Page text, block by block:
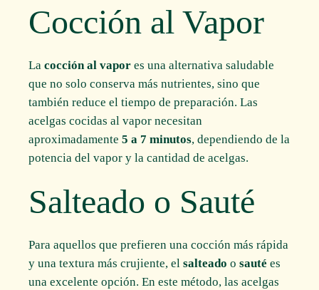
Cocción al Vapor
Lacocción al vapor es una alternativa saludable
que no solo conserva más nutrientes, sino que
también reduce el tiempo de preparación. Las
acelgas cocidas al vapor necesitan
aproximadamente5 a 7 minutos, dependiendo de la
potencia del vapor y la cantidad de acelgas.
Salteado o Sauté
Para aquellos que prefieren una cocción más rápida
y una textura más crujiente, elsalteado osauté es
una excelente opción. En este método, las acelgas